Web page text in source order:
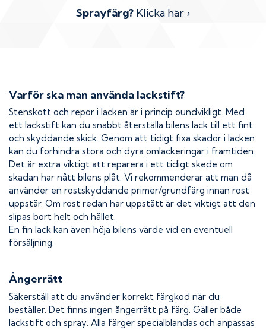
Sprayfärg? Klicka här ›
Varför ska man använda lackstift?
Stenskott och repor i lacken är i princip oundvikligt. Med
ett lackstift kan du snabbt återställa bilens lack till ett fint
och skyddande skick. Genom att tidigt fixa skador i lacken
kan du förhindra stora och dyra omlackeringar i framtiden.
Det är extra viktigt att reparera i ett tidigt skede om
skadan har nått bilens plåt. Vi rekommenderar att man då
använder en rostskyddande primer/grundfärg innan rost
uppstår. Om rost redan har uppstått är det viktigt att den
slipas bort helt och hållet.
En fin lack kan även höja bilens värde vid en eventuell
försäljning.
Ångerrätt
Säkerställ att du använder korrekt färgkod när du
beställer. Det finns ingen ångerrätt på färg. Gäller både
lackstift och spray. Alla färger specialblandas och anpassas